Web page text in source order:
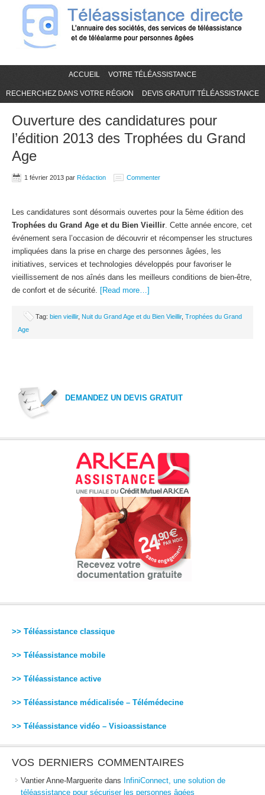
ACCUEIL VOTRE TÉLÉASSISTANCE
RECHERCHEZ DANS VOTRE RÉGION DEVIS GRATUIT TÉLÉASSISTANCE
Ouverture des candidatures pour
l’édition 2013 des Trophées du Grand
Age
1 février 2013 par Rédaction Commenter
Les candidatures sont désormais ouvertes pour la 5ème édition des
Trophées du Grand Age et du Bien Vieillir. Cette année encore, cet
événement sera l’occasion de découvrir et récompenser les structures
impliquées dans la prise en charge des personnes âgées, les
initiatives, services et technologies développés pour favoriser le
vieillissement de nos aînés dans les meilleurs conditions de bien-être,
de confort et de sécurité. [Read more…]
Tag: bien vieillir, Nuit du Grand Age et du Bien Vieillir, Trophées du Grand
Age
DEMANDEZ UN DEVIS GRATUIT
>> Téléassistance classique
>> Téléassistance mobile
>> Téléassistance active
>> Téléassistance médicalisée – Télémédecine
>> Téléassistance vidéo – Visioassistance
VOS DERNIERS COMMENTAIRES
Vantier Anne-Marguerite dans InfiniConnect, une solution de
téléassistance pour sécuriser les personnes âgées